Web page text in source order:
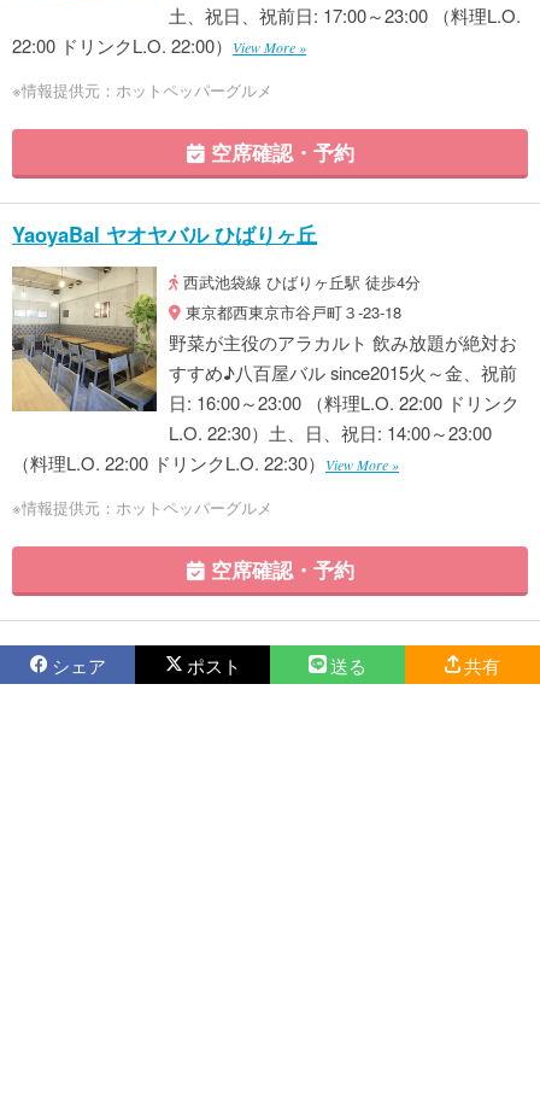
土、祝日、祝前日: 17:00～23:00 （料理L.O.
22:00 ドリンクL.O. 22:00）
View More »
※情報提供元：ホットペッパーグルメ
空席確認・予約
YaoyaBal ヤオヤバル ひばりヶ丘
西武池袋線 ひばりヶ丘駅 徒歩4分
東京都西東京市谷戸町３-23-18
野菜が主役のアラカルト 飲み放題が絶対お
すすめ♪八百屋バル since2015火～金、祝前
日: 16:00～23:00 （料理L.O. 22:00 ドリンク
L.O. 22:30）土、日、祝日: 14:00～23:00
（料理L.O. 22:00 ドリンクL.O. 22:30）
View More »
※情報提供元：ホットペッパーグルメ
空席確認・予約
シェア ポスト 送る 共有